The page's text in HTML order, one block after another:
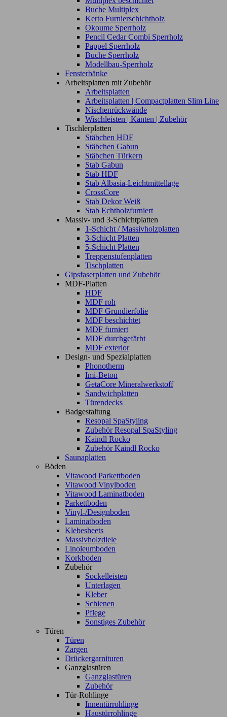
Buche Multiplex
Kerto Furnierschichtholz
Okoume Sperrholz
Pencil Cedar Combi Sperrholz
Pappel Sperrholz
Buche Sperrholz
Modellbau-Sperrholz
Fensterbänke
Arbeitsplatten mit Zubehör
Arbeitsplatten
Arbeitsplatten | Compactplatten Slim Line
Nischenrückwände
Wischleisten | Kanten | Zubehör
Tischlerplatten
Stäbchen HDF
Stäbchen Gabun
Stäbchen Türkern
Stab Gabun
Stab HDF
Stab Albasia-Leichtmittellage
CrossCore
Stab Dekor Weiß
Stab Echtholzfurniert
Massiv- und 3-Schichtplatten
1-Schicht / Massivholzplatten
3-Schicht Platten
5-Schicht Platten
Treppenstufenplatten
Tischplatten
Gipsfaserplatten und Zubehör
MDF-Platten
HDF
MDF roh
MDF Grundierfolie
MDF beschichtet
MDF furniert
MDF durchgefärbt
MDF exterior
Design- und Spezialplatten
Phonotherm
Imi-Beton
GetaCore Mineralwerkstoff
Sandwichplatten
Türendecks
Badgestaltung
Resopal SpaStyling
Zubehör Resopal SpaStyling
Kaindl Rocko
Zubehör Kaindl Rocko
Saunaplatten
Böden
Vitawood Parkettboden
Vitawood Vinylboden
Vitawood Laminatboden
Parkettboden
Vinyl-/Designboden
Laminatboden
Klebesheets
Massivholzdiele
Linoleumboden
Korkboden
Zubehör
Sockelleisten
Unterlagen
Kleber
Schienen
Pflege
Sonstiges Zubehör
Türen
Türen
Zargen
Drückergarnituren
Ganzglastüren
Ganzglastüren
Zubehör
Tür-Rohlinge
Innentürrohlinge
Haustürrohlinge